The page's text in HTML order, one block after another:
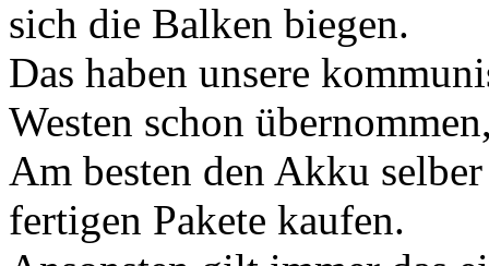
sich die Balken biegen.
Das haben unsere
Westen schon
Am besten den Akku
fertigen Pakete kaufen.